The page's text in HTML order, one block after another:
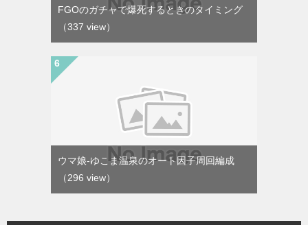
FGOのガチャで爆死するときのタイミング
（337 view）
ウマ娘-ゆこま温泉のオート因子周回編成
（296 view）